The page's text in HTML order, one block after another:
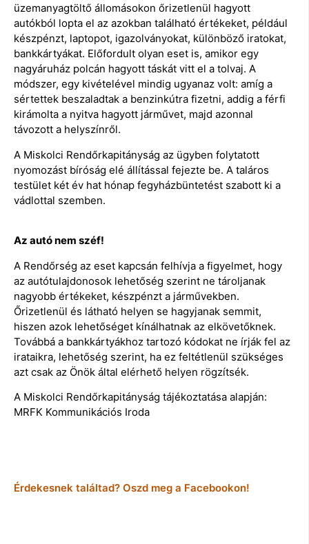
üzemanyagtöltő állomásokon őrizetlenül hagyott
autókból lopta el az azokban található értékeket, például
készpénzt, laptopot, igazolványokat, különböző iratokat,
bankkártyákat. Előfordult olyan eset is, amikor egy
nagyáruház polcán hagyott táskát vitt el a tolvaj. A
módszer, egy kivételével mindig ugyanaz volt: amíg a
sértettek beszaladtak a benzinkútra fizetni, addig a férfi
kirámolta a nyitva hagyott járművet, majd azonnal
távozott a helyszínről.
A Miskolci Rendőrkapitányság az ügyben folytatott
nyomozást bíróság elé állítással fejezte be. A taláros
testület két év hat hónap fegyházbüntetést szabott ki a
vádlottal szemben.
Az autó nem széf!
A Rendőrség az eset kapcsán felhívja a figyelmet, hogy
az autótulajdonosok lehetőség szerint ne tároljanak
nagyobb értékeket, készpénzt a járművekben.
Őrizetlenül és látható helyen se hagyjanak semmit,
hiszen azok lehetőséget kínálhatnak az elkövetőknek.
Továbbá a bankkártyákhoz tartozó kódokat ne írják fel az
irataikra, lehetőség szerint, ha ez feltétlenül szükséges
azt csak az Önök által elérhető helyen rögzítsék.
A Miskolci Rendőrkapitányság tájékoztatása alapján:
MRFK Kommunikációs Iroda
Érdekesnek találtad? Oszd meg a Facebookon!